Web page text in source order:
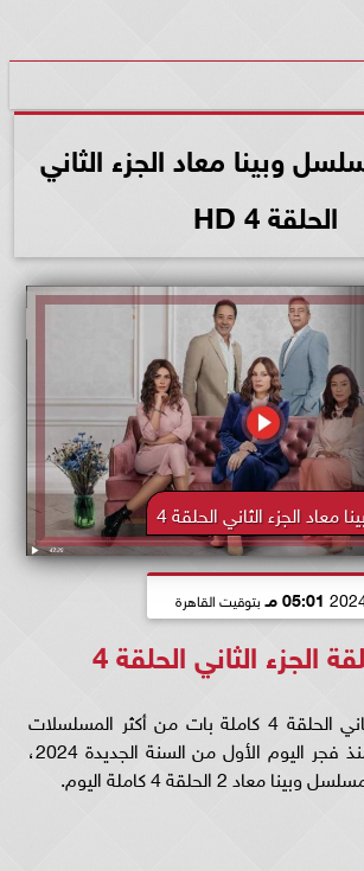
وبينا معاد الجزء الثاني
الحلقة 4 HD
معاد الجزء الثاني الحلقة 4
05:01 مـ بتوقيت القاهرة
الجزء الثاني الحلقة 4
وبينا معاد الجزء الثاني الحلقة 4 كاملة بات من أكثر المسلسلات
بات من أكثر بحثًا منذ فجر اليوم الأول من السنة الجديدة 2024،
2 الحلقة 4 كاملة اليوم.